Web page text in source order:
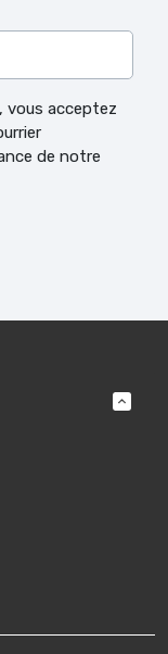
vous acceptez
de notre